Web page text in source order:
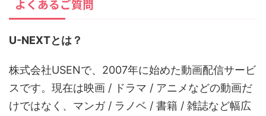
よくあるご質問
U-NEXTとは？
株式会社USENで、2007年に始めた動画配信サービ
スです。現在は映画 / ドラマ / アニメなどの動画だ
けではなく、マンガ / ラノベ / 書籍 / 雑誌など幅広